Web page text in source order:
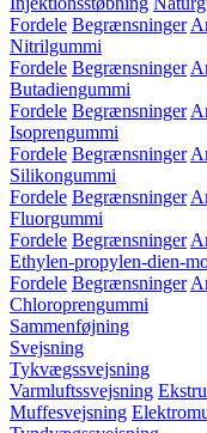
Fordele Begrænsninger
Nitrilgummi
Fordele Begrænsninger
Butadiengummi
Fordele Begrænsninger
Isoprengummi
Fordele Begrænsninger
Silikongummi
Fordele Begrænsninger
Fluorgummi
Fordele Begrænsninger
Ethylen-propylen-dien-
Fordele Begrænsninger
Chloroprengummi
Sammenføjning
Svejsning
Tykvægssvejsning
Varmluftssvejsning
Muffesvejsning